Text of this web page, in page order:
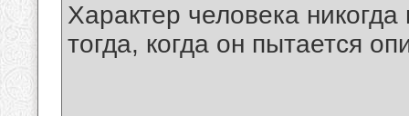
Характер человека
тогда, когда он пытается